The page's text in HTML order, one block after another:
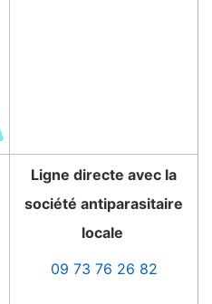
Ligne directe avec la
société antiparasitaire
locale
09 73 76 26 82